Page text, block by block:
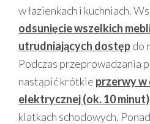
w łazienkach i kuchniach.
odsunięcie wszelkich
utrudniających dostępdo
Podczas przeprowadzania
nastąpić krótkie przerwy
elektrycznej (ok. 10 minut)
klatkach schodowych.